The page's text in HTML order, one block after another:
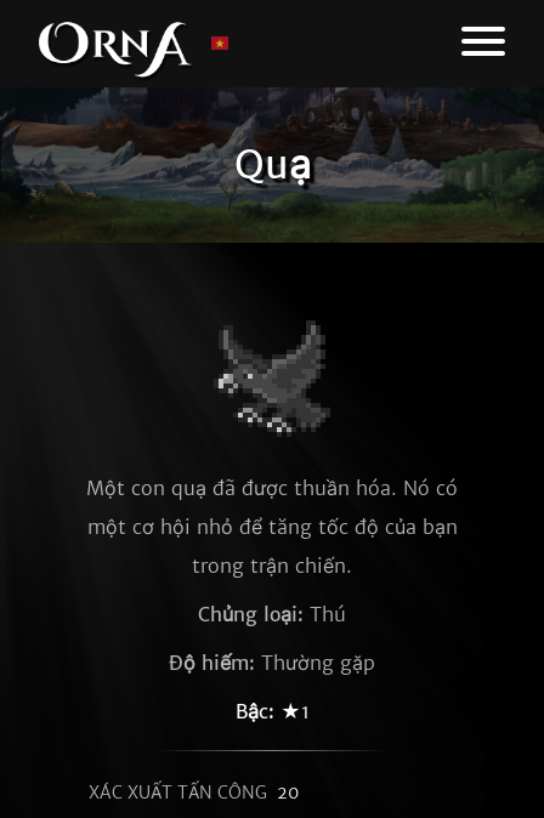
Quạ
Một con quạ đã được thuần hóa. Nó có
một cơ hội nhỏ để tăng tốc độ của bạn
trong trận chiến.
Chủng loại: Thú
Độ hiếm: Thường gặp
Bậc: ★1
XÁC XUẤT TẤN CÔNG 20